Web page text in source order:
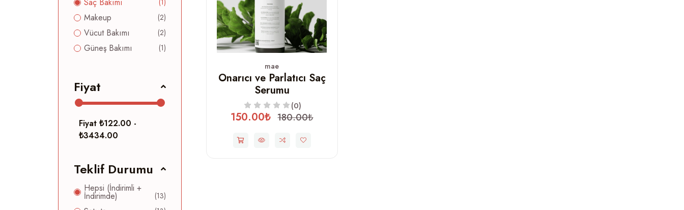
(1)
Makeup (2)
Vücut Bakımı (2)
Güneş Bakımı (1)
Fiyat
Fiyat ₺122.00 -
₺3434.00
Teklif Durumu
Hepsi (İndirimli +
İndirimde) (13)
mae
Onarıcı ve Parlatıcı Saç
Serumu
(0)
150.00₺ 180.00₺